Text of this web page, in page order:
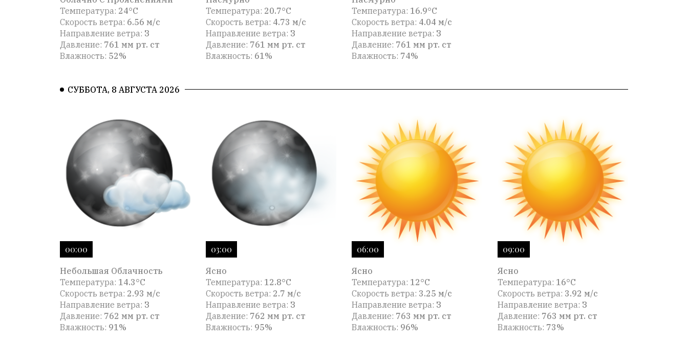
Температура: 24°C
Скорость ветра: 6.56 м/с
Направление ветра: З
Давление: 761 мм рт. ст
Влажность: 52%
Температура: 20.7°C
Скорость ветра: 4.73 м/с
Направление ветра: З
Давление: 761 мм рт. ст
Влажность: 61%
Температура: 16.9°C
Скорость ветра: 4.04 м/с
Направление ветра: З
Давление: 761 мм рт. ст
Влажность: 74%
СУББОТА, 8 АВГУСТА 2026
00:00
Небольшая Облачность
Температура: 14.3°C
Скорость ветра: 2.93 м/с
Направление ветра: З
Давление: 762 мм рт. ст
Влажность: 91%
03:00
Ясно
Температура: 12.8°C
Скорость ветра: 2.7 м/с
Направление ветра: З
Давление: 762 мм рт. ст
Влажность: 95%
06:00
Ясно
Температура: 12°C
Скорость ветра: 3.25 м/с
Направление ветра: З
Давление: 763 мм рт. ст
Влажность: 96%
09:00
Ясно
Температура: 16°C
Скорость ветра: 3.92 м/с
Направление ветра: З
Давление: 763 мм рт. ст
Влажность: 73%